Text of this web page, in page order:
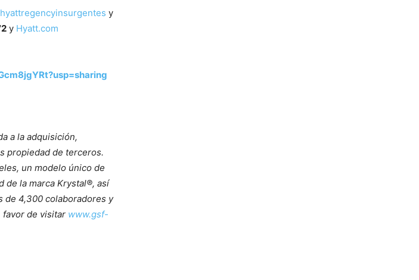
y
y Hyatt.com
a la adquisición,
propiedad de terceros.
un modelo único de
de la marca Krystal®, así
de 4,300 colaboradores y
favor de visitar www.gsf-